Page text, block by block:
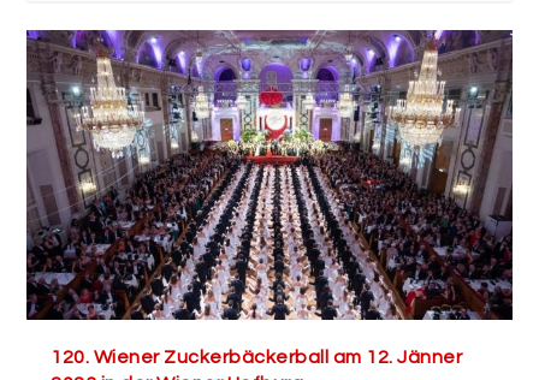
120. Wiener Zuckerbäckerball am 12. Jänner